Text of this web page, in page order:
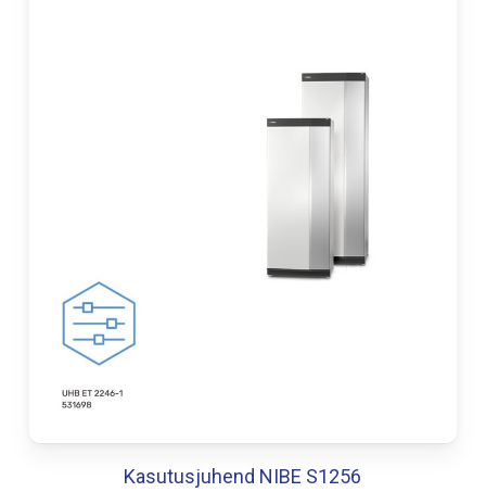
Kasutusjuhend NIBE S1256